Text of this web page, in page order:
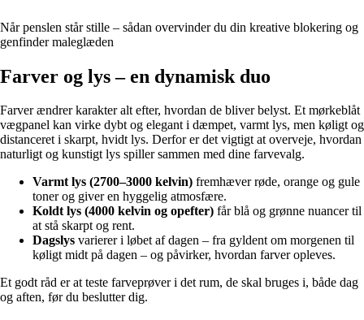
Når penslen står stille – sådan overvinder du din kreative blokering og
genfinder maleglæden
Farver og lys – en dynamisk duo
Farver ændrer karakter alt efter, hvordan de bliver belyst. Et mørkeblåt
vægpanel kan virke dybt og elegant i dæmpet, varmt lys, men køligt og
distanceret i skarpt, hvidt lys. Derfor er det vigtigt at overveje, hvordan
naturligt og kunstigt lys spiller sammen med dine farvevalg.
Varmt lys (2700–3000 kelvin) fremhæver røde, orange og gule
toner og giver en hyggelig atmosfære.
Koldt lys (4000 kelvin og opefter) får blå og grønne nuancer til
at stå skarpt og rent.
Dagslys varierer i løbet af dagen – fra gyldent om morgenen til
køligt midt på dagen – og påvirker, hvordan farver opleves.
Et godt råd er at teste farveprøver i det rum, de skal bruges i, både dag
og aften, før du beslutter dig.